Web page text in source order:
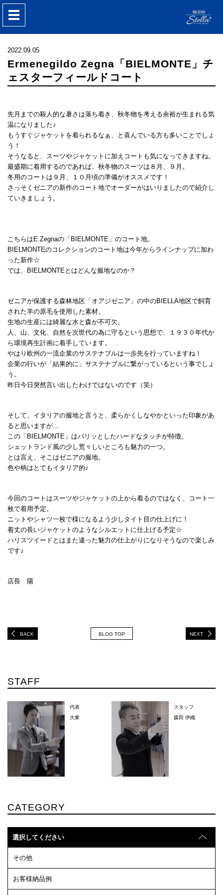
2022.09.05
Ermenegildo Zegna「BIELMONTE」チ
ェスターフィールドコート
先月までの殺人的な暑さは落ち着き、秋冬物を考える余裕が生まれる気
温になりました♪
もうすぐジャケットを着られるなぁ、と喜んでいる方も多いことでしょ
う！
そうなると、スーツやジャケットに加えコートも気になってきますね。
最盛期に着用するのであれば、秋冬物のスーツは８月、９月。
冬用のコートは９月、１０月頃の準備がオススメです！
さっそくゼニアの新作のコート地でオーダーがはいりましたので紹介し
ていきましょう。
こちらはE.Zegnaの「BIELMONTE」のコート地。
BIELMONTEのコレクションのコート地は今年からラインナップに加わ
った新作☆
では、BIELMONTEとはどんな服地なのか？
ゼニアが保護する森林地区「オアジゼニア」の中のBIELLA地区で飼育
された羊の原毛を使用した素材。
生地の生産には綺麗な水と森が不可欠。
人、山、文化、自然を次世代の為に守るという思想で、１９３０年代か
ら環境再生計画に着手しています。
やはり欧州の一流企業のサステナブルは一歩先を行っていますね！
企業の行いが「結果的に」サステナブルに繋がっているという事でしょ
う。
昨日今日突然言い出したわけではないのです（笑）
そして、イタリアの服地と言うと、柔らかくしなやかといった印象があ
ると思いますが…
この「BIELMONTE」はパリッとしたハードなタッチが特徴。
シェットランド風の少し荒々しいところも魅力の一つ。
とは言え、そこはゼニアの服地。
色や柄はとてもイタリア的♪
今回のコートはスーツやジャケットの上から着るのではなく、コート一
枚で着用予定。
ニットやシャツ一枚で様になるよう少しタイト目の仕上げに！
着丈の長いジャケットのようなシルエットに仕上げる予定☆
ハリスツイードとはまた違った魅力の仕上がりになりそうなので楽しみ
です♪
店長 陽
BACK BLOG TOP NEXT
STAFF
代表
大東
スタッフ
森田 伊織
CATEGORY
選択してください
その他
お客様納品例